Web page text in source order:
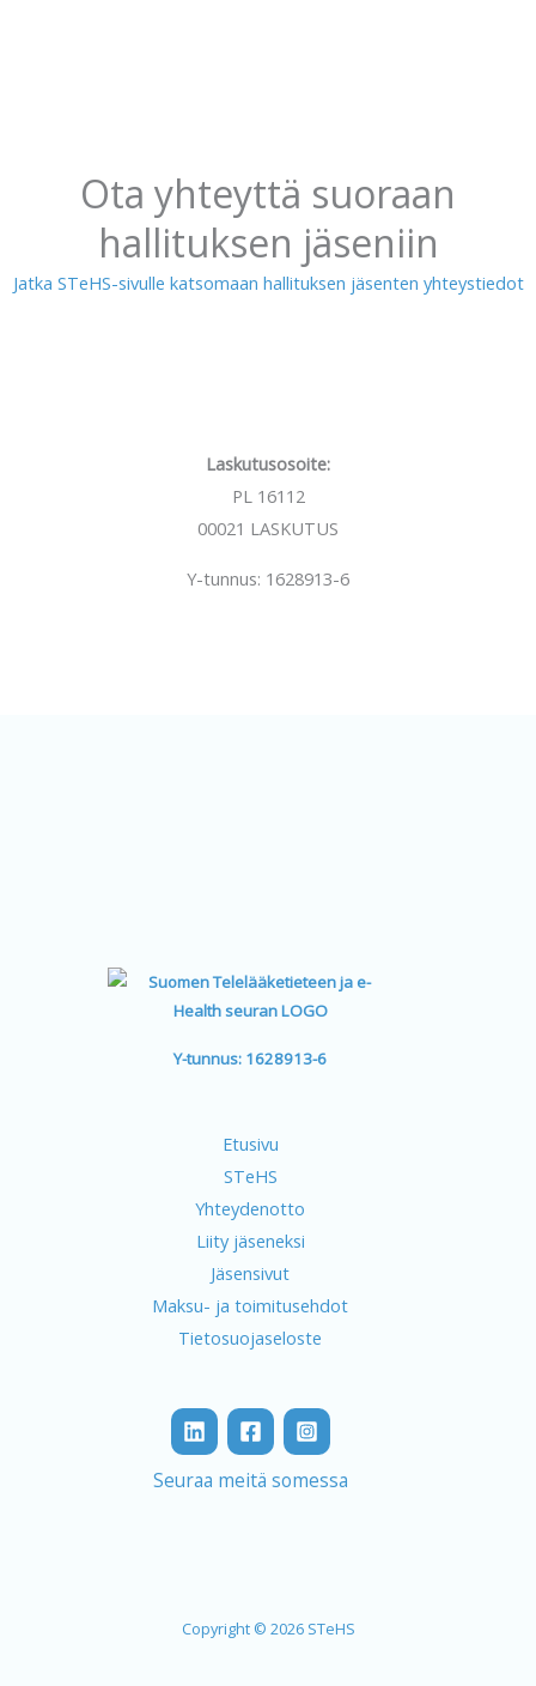
Ota yhteyttä suoraan
hallituksen jäseniin
Jatka STeHS-sivulle katsomaan hallituksen jäsenten yhteystiedot
Laskutusosoite:
PL 16112
00021 LASKUTUS
Y-tunnus: 1628913-6
Y-tunnus: 1628913-6
Etusivu
STeHS
Yhteydenotto
Liity jäseneksi
Jäsensivut
Maksu- ja toimitusehdot
Tietosuojaseloste
Seuraa meitä somessa
Copyright © 2026 STeHS